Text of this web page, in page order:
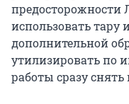
использовать тару
дополнительной
утилизировать по
работы сразу снять